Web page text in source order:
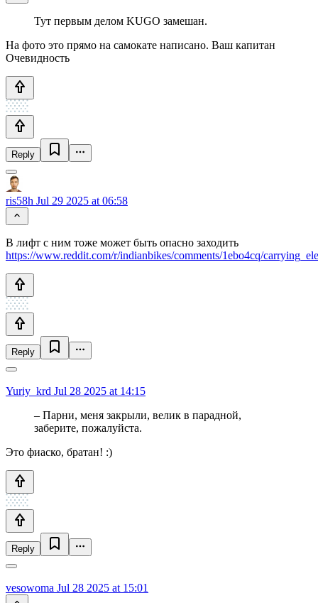
Тут первым делом KUGO замешан.
На фото это прямо на самокате написано. Ваш капитан
Очевидность
Reply
ris58h Jul 29 2025 at 06:58
В лифт с ним тоже может быть опасно заходить
https://www.reddit.com/r/indianbikes/comments/1ebo4cq/
Reply
Yuriy_krd Jul 28 2025 at 14:15
– Парни, меня закрыли, велик в парадной,
заберите, пожалуйста.
Это фиаско, братан! :)
Reply
vesowoma Jul 28 2025 at 15:01